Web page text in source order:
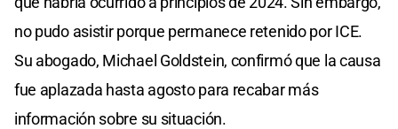
no pudo asistir porque permanece retenido por ICE.
Su abogado, Michael Goldstein, confirmó que la causa
fue aplazada hasta agosto para recabar más
información sobre su situación.